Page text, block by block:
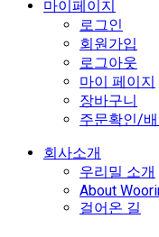
마이페이지
로그인
회원가입
로그아웃
마이 페이지
장바구니
주문확인/배
회사소개
우리밀 소개
About
걸어온 길